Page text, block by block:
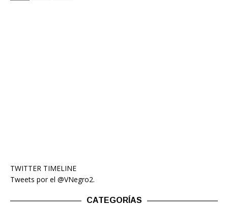
TWITTER TIMELINE
Tweets por el @VNegro2.
CATEGORÍAS